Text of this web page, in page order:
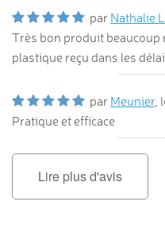
par Nathalie
Très bon produit beaucoup
plastique reçu dans les
par Meunier,
Pratique et efficace
Lire plus d'avis